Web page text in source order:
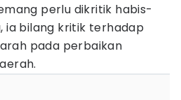
perlu dikritik habis-
ia bilang kritik terhadap
pada perbaikan